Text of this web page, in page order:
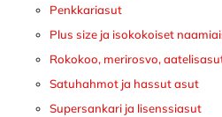
Penkkariasut
Plus size ja isokokoiset
Rokokoo, merirosvo,
Satuhahmot ja hassut asut
Supersankari ja lisenssiasut